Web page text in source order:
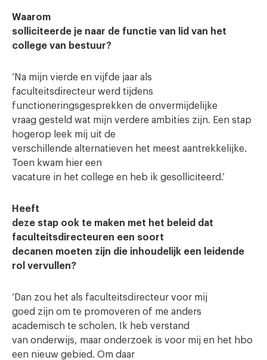
Waarom
solliciteerde je naar de functie van lid van het
college van bestuur?
‘Na mijn vierde en vijfde jaar als
faculteitsdirecteur werd tijdens
functioneringsgesprekken de onvermijdelijke
vraag gesteld wat mijn verdere ambities zijn. Een stap
hogerop leek mij uit de
verschillende alternatieven het meest aantrekkelijke.
Toen kwam hier een
vacature in het college en heb ik gesolliciteerd.’
Heeft
deze stap ook te maken met het beleid dat
faculteitsdirecteuren een soort
decanen moeten zijn die inhoudelijk een leidende
rol vervullen?
‘Dan zou het als faculteitsdirecteur voor mij
goed zijn om te promoveren of me anders
academisch te scholen. Ik heb verstand
van onderwijs, maar onderzoek is voor mij en het hbo
een nieuw gebied. Om daar